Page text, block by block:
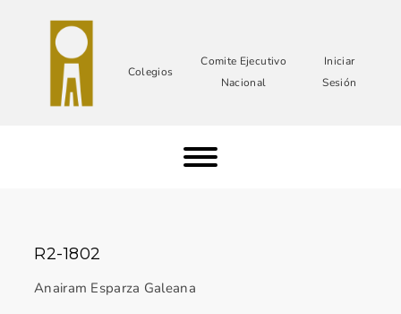
Colegios
Comite Ejecutivo
Nacional
Iniciar
Sesión
R2-1802
Anairam Esparza Galeana